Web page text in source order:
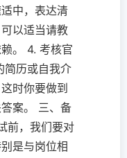
中，表达清
以适当请教
。 4. 考核官
简历或自我介
时你要做到
案。 三、备
前，我们要对
是与岗位相